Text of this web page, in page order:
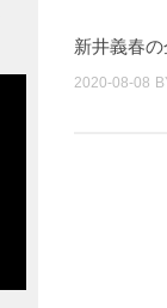
新井義春の
2020-08-08